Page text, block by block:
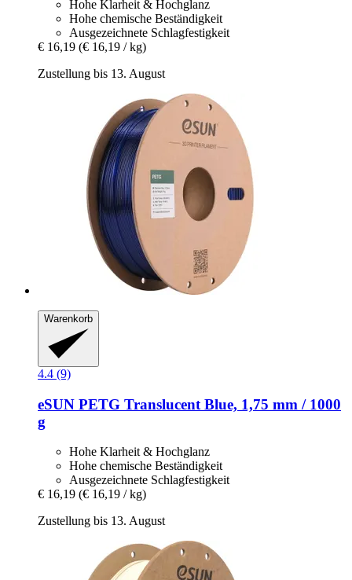
Hohe Klarheit & Hochglanz
Hohe chemische Beständigkeit
Ausgezeichnete Schlagfestigkeit
€ 16,19 (€ 16,19 / kg)
Zustellung bis 13. August
Warenkorb
4.4 (9)
eSUN PETG Translucent Blue, 1,75 mm / 1000
g
Hohe Klarheit & Hochglanz
Hohe chemische Beständigkeit
Ausgezeichnete Schlagfestigkeit
€ 16,19 (€ 16,19 / kg)
Zustellung bis 13. August